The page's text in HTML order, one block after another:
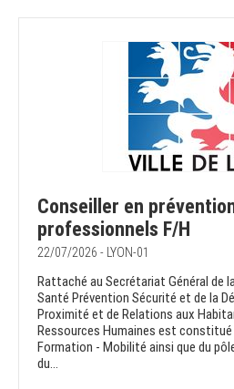
Conseiller en
professionnels F/H
22/07/2026 - LYON-01
Rattaché au Secrétariat Général de
Santé Prévention Sécurité et de la
Proximité et de Relations aux
Ressources Humaines est
Formation - Mobilité ainsi que du
du...